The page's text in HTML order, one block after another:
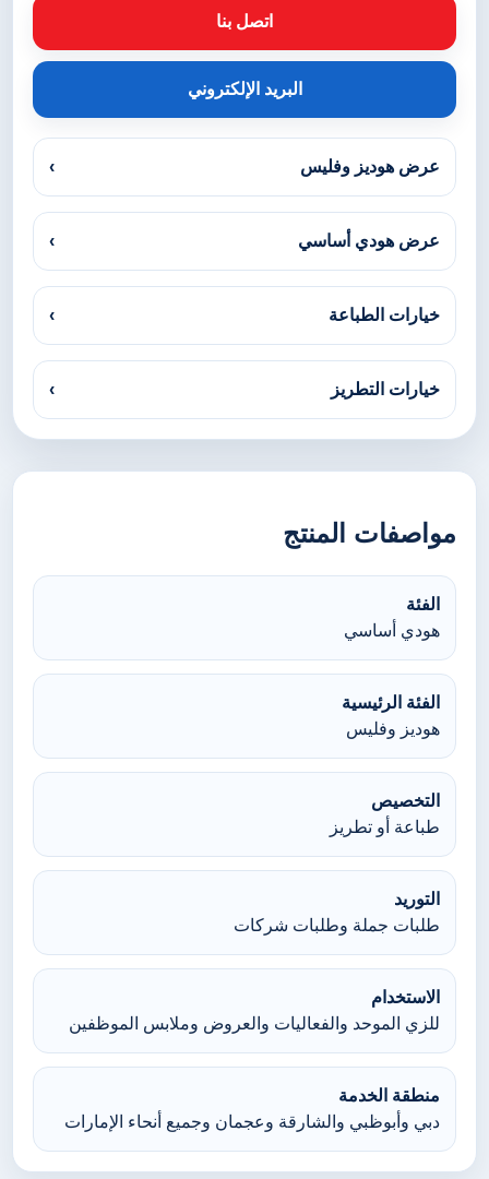
اتصل بنا
البريد الإلكتروني
عرض هوديز وفليس ›
عرض هودي أساسي ›
خيارات الطباعة ›
خيارات التطريز ›
مواصفات المنتج
الفئة
هودي أساسي
الفئة الرئيسية
هوديز وفليس
التخصيص
طباعة أو تطريز
التوريد
طلبات جملة وطلبات شركات
الاستخدام
للزي الموحد والفعاليات والعروض وملابس الموظفين
منطقة الخدمة
دبي وأبوظبي والشارقة وعجمان وجميع أنحاء الإمارات